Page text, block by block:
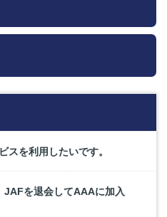
スを利用したいです。
JAFを退会してAAAに加入